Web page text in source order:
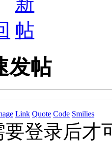
发帖
Link Quote Code Smilies
要登录后才